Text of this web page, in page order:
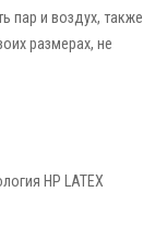
пар и воздух, также
размерах, не
HP LATEX